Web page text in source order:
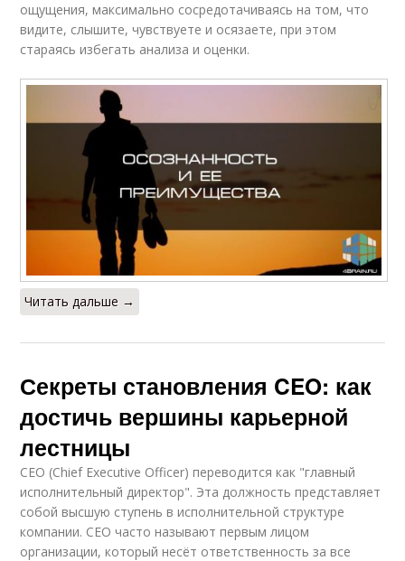
ощущения, максимально сосредотачиваясь на том, что
видите, слышите, чувствуете и осязаете, при этом
стараясь избегать анализа и оценки.
Читать дальше →
Секреты становления CEO: как
достичь вершины карьерной
лестницы
CEO (Chief Executive Officer) переводится как "главный
исполнительный директор". Эта должность представляет
собой высшую ступень в исполнительной структуре
компании. CEO часто называют первым лицом
организации, который несёт ответственность за все